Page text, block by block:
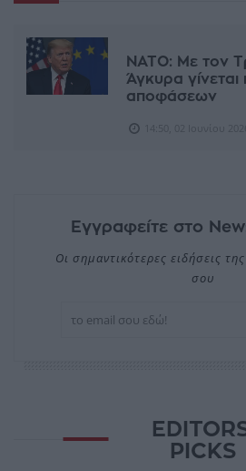
ΝΑΤΟ: Με τον
Άγκυρα γίνεται
αποφάσεων
Εγγραφείτε στο
Οι σημαντικότερες ειδήσεις
σου
PICKS